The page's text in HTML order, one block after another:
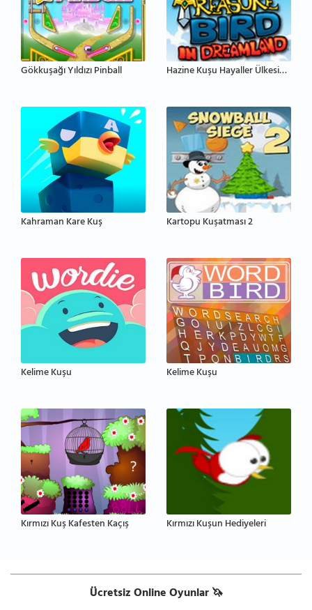
Gökkuşağı Yıldızı Pinball Hazine Kuşu Hayaller Ülkesinde
Kahraman Kare Kuş Kartopu Kuşatması 2
Kelime Kuşu Kelime Kuşu
Kırmızı Kuş Kafesten Kaçış Kırmızı Kuşun Hediyeleri
Ücretsiz Online Oyunlar 🦄